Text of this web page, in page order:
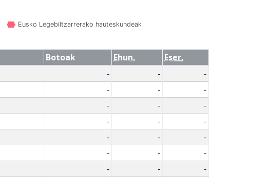
Eusko Legebiltzarrerako hauteskundeak
Botoak Ehun.
Eser.
- -
-
- -
-
- -
-
- -
-
- -
-
- -
-
- -
-